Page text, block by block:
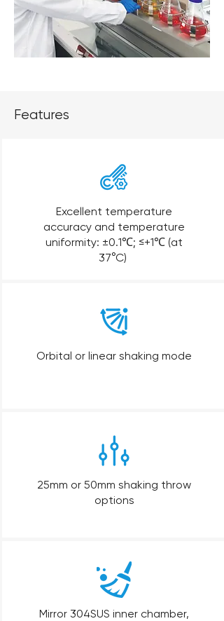
Features
Excellent temperature
accuracy and temperature
uniformity: ±0.1℃; ≤+1℃ (at
37°C)
Orbital or linear shaking mode
25mm or 50mm shaking throw
options
Mirror 304SUS inner chamber,